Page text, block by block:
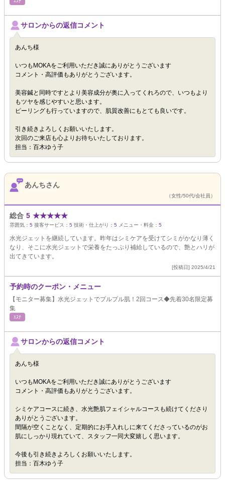
サロンからの返信コメント
あんち様
いつもMOKAをご利用いただき誠にありがとうございます
コメント・高評価もありがとうございます。
美容鍼と同時ですとより美容成分が奥に入ってくれろので、いつもより
もツヤを感じやすいと思います。
ピーリングも行っていますので、肌質改善にもとても良いです。
引き続きよろしくお願いいたします。
次回のご来店も心よりお待ちいたしております。
担当：百木ゆう子
あんちさん
（女性/50代/会社員）
総合 5 ★★★★★
雰囲気： 5 接客サービス： 5 技術・仕上がり： 5 メニュー・料金： 5
水光ジェットを継続しています。昨年はシミケアを受けてシミがかなり薄く
なり、そこに水光ジェットで栄養をたっぷり補給しているので、艶とハリが
出てきています。
[投稿日] 2025/4/21
予約時のクーポン・メニュー
【モニター募集】水光ジェットでプルプル肌！2回コース◆先着30名限定募
集
ｴｽﾃ
サロンからの返信コメント
あんち様
いつもMOKAをご利用いただき誠にありがとうございます
コメント・高評価もありがとうございます。
シミケアコースに続き、水光艶肌フェイシャルコースも続けてくださり
ありがとうございます。
間隔が空くことなく、定期的にお手入れしに来てくださっているのがお
肌にしっかり現れていて、スタッフ一同大変嬉しく思います。
今後も引き続きよろしくお願いいたします。
担当：百木ゆう子